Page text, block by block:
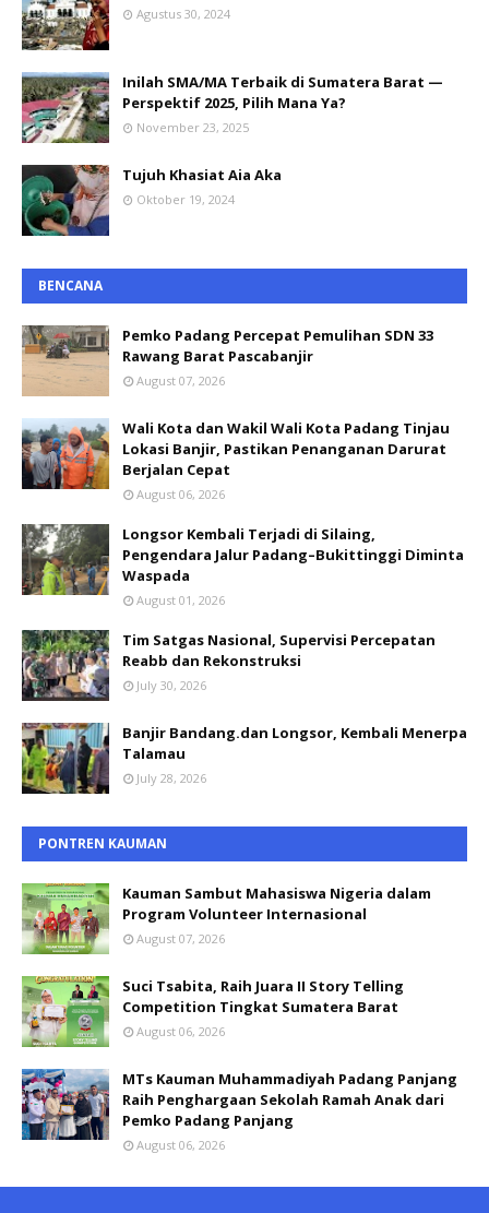
Agustus 30, 2024
Inilah SMA/MA Terbaik di Sumatera Barat —
Perspektif 2025, Pilih Mana Ya?
November 23, 2025
Tujuh Khasiat Aia Aka
Oktober 19, 2024
BENCANA
Pemko Padang Percepat Pemulihan SDN 33
Rawang Barat Pascabanjir
August 07, 2026
Wali Kota dan Wakil Wali Kota Padang Tinjau
Lokasi Banjir, Pastikan Penanganan Darurat
Berjalan Cepat
August 06, 2026
Longsor Kembali Terjadi di Silaing,
Pengendara Jalur Padang–Bukittinggi Diminta
Waspada
August 01, 2026
Tim Satgas Nasional, Supervisi Percepatan
Reabb dan Rekonstruksi
July 30, 2026
Banjir Bandang.dan Longsor, Kembali Menerpa
Talamau
July 28, 2026
PONTREN KAUMAN
Kauman Sambut Mahasiswa Nigeria dalam
Program Volunteer Internasional
August 07, 2026
Suci Tsabita, Raih Juara II Story Telling
Competition Tingkat Sumatera Barat
August 06, 2026
MTs Kauman Muhammadiyah Padang Panjang
Raih Penghargaan Sekolah Ramah Anak dari
Pemko Padang Panjang
August 06, 2026